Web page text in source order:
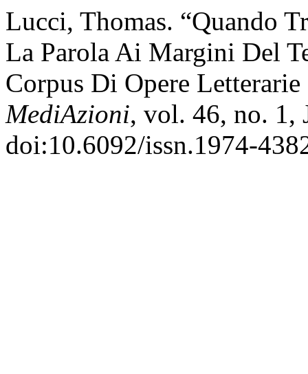
Lucci, Thomas. “Quando
La Parola Ai Margini Del
Corpus Di Opere
MediAzioni, vol. 46, no. 1,
doi:10.6092/issn.1974-